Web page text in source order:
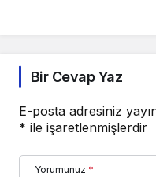
Bir Cevap Yaz
E-posta adresiniz
* ile işaretlenmişlerdir
Yorumunuz *